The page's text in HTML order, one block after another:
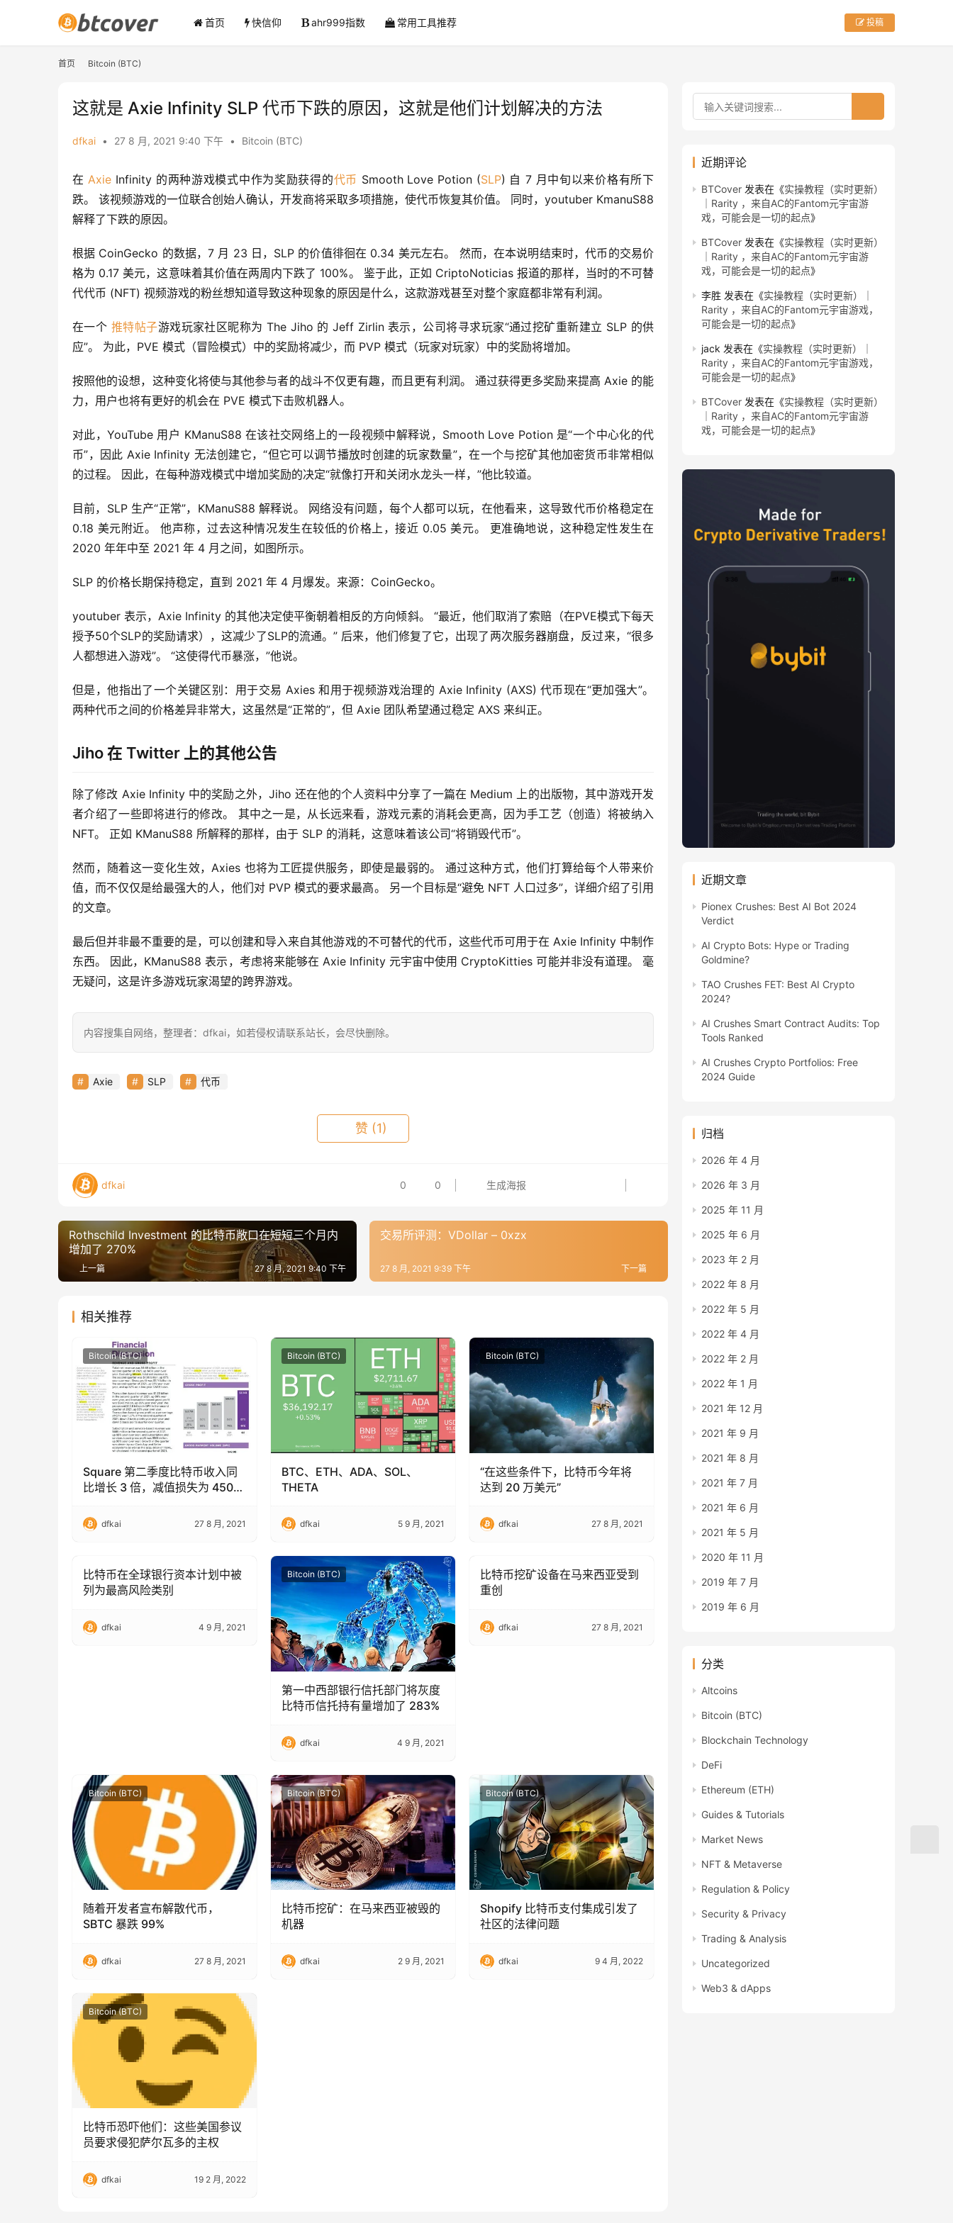
首页 快信仰 ahr999指数 常用工具推荐 投稿
首页 Bitcoin (BTC)
这就是 Axie Infinity SLP 代币下跌的原因，这就是他们计划解决的方法
dfkai • 27 8 月, 2021 9:40 下午 • Bitcoin (BTC)
在 Axie Infinity 的两种游戏模式中作为奖励获得的代币 Smooth Love Potion (SLP) 自 7 月中旬以来价格有所下
跌。 该视频游戏的一位联合创始人确认，开发商将采取多项措施，使代币恢复其价值。 同时，youtuber KmanuS88
解释了下跌的原因。
根据 CoinGecko 的数据，7 月 23 日，SLP 的价值徘徊在 0.34 美元左右。 然而，在本说明结束时，代币的交易价
格为 0.17 美元，这意味着其价值在两周内下跌了 100%。 鉴于此，正如 CriptoNoticias 报道的那样，当时的不可替
代代币 (NFT) 视频游戏的粉丝想知道导致这种现象的原因是什么，这款游戏甚至对整个家庭都非常有利润。
在一个 推特帖子游戏玩家社区昵称为 The Jiho 的 Jeff Zirlin 表示，公司将寻求玩家“通过挖矿重新建立 SLP 的供
应”。 为此，PVE 模式（冒险模式）中的奖励将减少，而 PVP 模式（玩家对玩家）中的奖励将增加。
按照他的设想，这种变化将使与其他参与者的战斗不仅更有趣，而且更有利润。 通过获得更多奖励来提高 Axie 的能
力，用户也将有更好的机会在 PVE 模式下击败机器人。
对此，YouTube 用户 KManuS88 在该社交网络上的一段视频中解释说，Smooth Love Potion 是“一个中心化的代
币”，因此 Axie Infinity 无法创建它，“但它可以调节播放时创建的玩家数量”，在一个与挖矿其他加密货币非常相似
的过程。 因此，在每种游戏模式中增加奖励的决定“就像打开和关闭水龙头一样，”他比较道。
目前，SLP 生产“正常”，KManuS88 解释说。 网络没有问题，每个人都可以玩，在他看来，这导致代币价格稳定在
0.18 美元附近。 他声称，过去这种情况发生在较低的价格上，接近 0.05 美元。 更准确地说，这种稳定性发生在
2020 年年中至 2021 年 4 月之间，如图所示。
SLP 的价格长期保持稳定，直到 2021 年 4 月爆发。来源：CoinGecko。
youtuber 表示，Axie Infinity 的其他决定使平衡朝着相反的方向倾斜。 “最近，他们取消了索赔（在PVE模式下每天
授予50个SLP的奖励请求），这减少了SLP的流通。” 后来，他们修复了它，出现了两次服务器崩盘，反过来，“很多
人都想进入游戏”。 “这使得代币暴涨，”他说。
但是，他指出了一个关键区别：用于交易 Axies 和用于视频游戏治理的 Axie Infinity (AXS) 代币现在“更加强大”。
两种代币之间的价格差异非常大，这虽然是“正常的”，但 Axie 团队希望通过稳定 AXS 来纠正。
Jiho 在 Twitter 上的其他公告
除了修改 Axie Infinity 中的奖励之外，Jiho 还在他的个人资料中分享了一篇在 Medium 上的出版物，其中游戏开发
者介绍了一些即将进行的修改。 其中之一是，从长远来看，游戏元素的消耗会更高，因为手工艺（创造）将被纳入
NFT。 正如 KManuS88 所解释的那样，由于 SLP 的消耗，这意味着该公司“将销毁代币”。
然而，随着这一变化生效，Axies 也将为工匠提供服务，即使是最弱的。 通过这种方式，他们打算给每个人带来价
值，而不仅仅是给最强大的人，他们对 PVP 模式的要求最高。 另一个目标是“避免 NFT 人口过多”，详细介绍了引用
的文章。
最后但并非最不重要的是，可以创建和导入来自其他游戏的不可替代的代币，这些代币可用于在 Axie Infinity 中制作
东西。 因此，KManuS88 表示，考虑将来能够在 Axie Infinity 元宇宙中使用 CryptoKitties 可能并非没有道理。 毫
无疑问，这是许多游戏玩家渴望的跨界游戏。
内容搜集自网络，整理者：dfkai，如若侵权请联系站长，会尽快删除。
Axie SLP 代币
赞 (1)
dfkai 0 0 生成海报
Rothschild Investment 的比特币敞口在短短三个月内
增加了 270%
上一篇 27 8 月, 2021 9:40 下午
交易所评测：VDollar – 0xzx
下一篇
27 8 月, 2021 9:39 下午
相关推荐
Bitcoin (BTC)
Square 第二季度比特币收入同
比增长 3 倍，减值损失为 4500
dfkai 27 8 月, 2021
Bitcoin (BTC)
BTC、ETH、ADA、SOL、
THETA
dfkai 5 9 月, 2021
Bitcoin (BTC)
“在这些条件下，比特币今年将
达到 20 万美元”
dfkai 27 8 月, 2021
Bitcoin (BTC)
比特币在全球银行资本计划中被
列为最高风险类别
dfkai 4 9 月, 2021
Bitcoin (BTC)
第一中西部银行信托部门将灰度
比特币信托持有量增加了 283%
dfkai 4 9 月, 2021
Bitcoin (BTC)
比特币挖矿设备在马来西亚受到
重创
dfkai 27 8 月, 2021
Bitcoin (BTC)
随着开发者宣布解散代币，
SBTC 暴跌 99%
dfkai 27 8 月, 2021
Bitcoin (BTC)
比特币挖矿：在马来西亚被毁的
机器
dfkai 2 9 月, 2021
Bitcoin (BTC)
Shopify 比特币支付集成引发了
社区的法律问题
dfkai 9 4 月, 2022
Bitcoin (BTC)
比特币恐吓他们：这些美国参议
员要求侵犯萨尔瓦多的主权
dfkai 19 2 月, 2022
近期评论
BTCover 发表在《实操教程（实时更新）
｜Rarity ，来自AC的Fantom元宇宙游
戏，可能会是一切的起点》
BTCover 发表在《实操教程（实时更新）
｜Rarity ，来自AC的Fantom元宇宙游
戏，可能会是一切的起点》
李胜 发表在《实操教程（实时更新）｜
Rarity ，来自AC的Fantom元宇宙游戏，
可能会是一切的起点》
jack 发表在《实操教程（实时更新）｜
Rarity ，来自AC的Fantom元宇宙游戏，
可能会是一切的起点》
BTCover 发表在《实操教程（实时更新）
｜Rarity ，来自AC的Fantom元宇宙游
戏，可能会是一切的起点》
近期文章
Pionex Crushes: Best AI Bot 2024
Verdict
AI Crypto Bots: Hype or Trading
Goldmine?
TAO Crushes FET: Best AI Crypto
2024?
AI Crushes Smart Contract Audits: Top
Tools Ranked
AI Crushes Crypto Portfolios: Free
2024 Guide
归档
2026 年 4 月
2026 年 3 月
2025 年 11 月
2025 年 6 月
2023 年 2 月
2022 年 8 月
2022 年 5 月
2022 年 4 月
2022 年 2 月
2022 年 1 月
2021 年 12 月
2021 年 9 月
2021 年 8 月
2021 年 7 月
2021 年 6 月
2021 年 5 月
2020 年 11 月
2019 年 7 月
2019 年 6 月
分类
Altcoins
Bitcoin (BTC)
Blockchain Technology
DeFi
Ethereum (ETH)
Guides & Tutorials
Market News
NFT & Metaverse
Regulation & Policy
Security & Privacy
Trading & Analysis
Uncategorized
Web3 & dApps